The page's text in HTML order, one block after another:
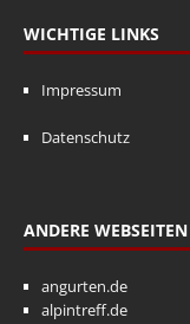
WICHTIGE LINKS
Impressum
Datenschutz
ANDERE WEBSEITEN
angurten.de
alpintreff.de